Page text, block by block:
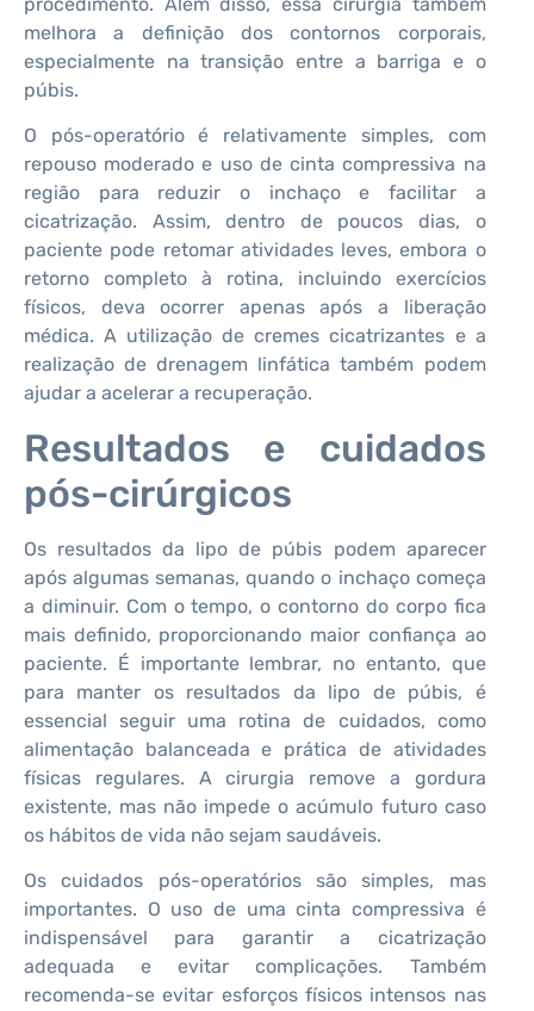
melhora a definição dos contornos corporais,
especialmente na transição entre a barriga e o
púbis.
O pós-operatório é relativamente simples, com
repouso moderado e uso de cinta compressiva na
região para reduzir o inchaço e facilitar a
cicatrização. Assim, dentro de poucos dias, o
paciente pode retomar atividades leves, embora o
retorno completo à rotina, incluindo exercícios
físicos, deva ocorrer apenas após a liberação
médica. A utilização de cremes cicatrizantes e a
realização de drenagem linfática também podem
ajudar a acelerar a recuperação.
Resultados e cuidados
pós-cirúrgicos
Os resultados da lipo de púbis podem aparecer
após algumas semanas, quando o inchaço começa
a diminuir. Com o tempo, o contorno do corpo fica
mais definido, proporcionando maior confiança ao
paciente. É importante lembrar, no entanto, que
para manter os resultados da lipo de púbis, é
essencial seguir uma rotina de cuidados, como
alimentação balanceada e prática de atividades
físicas regulares. A cirurgia remove a gordura
existente, mas não impede o acúmulo futuro caso
os hábitos de vida não sejam saudáveis.
Os cuidados pós-operatórios são simples, mas
importantes. O uso de uma cinta compressiva é
indispensável para garantir a cicatrização
adequada e evitar complicações. Também
recomenda-se evitar esforços físicos intensos nas